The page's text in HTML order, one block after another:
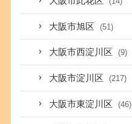
大阪市旭区 (51)
大阪市西淀川区 (9)
大阪市淀川区 (217)
大阪市東淀川区 (46)